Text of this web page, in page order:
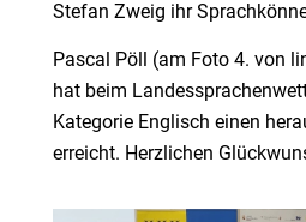
Stefan Zweig ihr
Pascal Pöll (am Foto 4. von
hat beim
Kategorie Englisch einen
erreicht. Herzlichen